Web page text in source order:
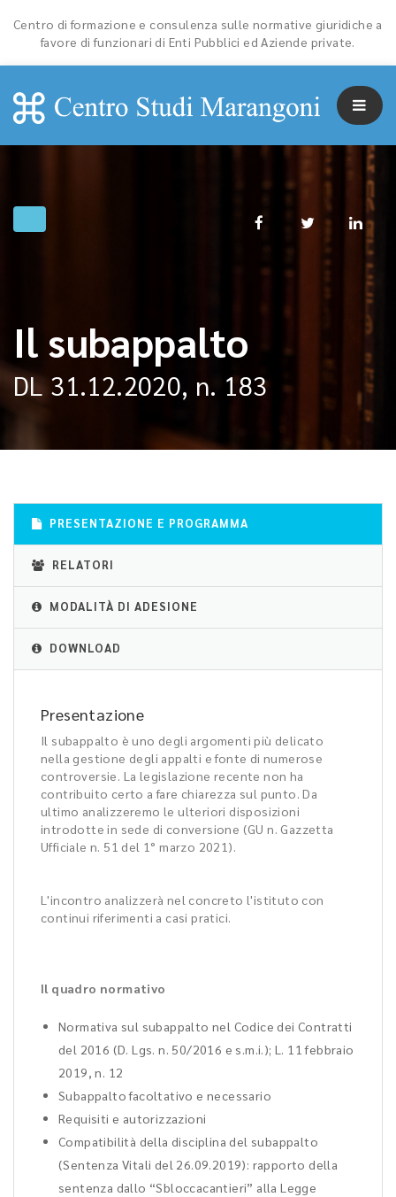
Centro di formazione e consulenza sulle normative giuridiche a
favore di funzionari di Enti Pubblici ed Aziende private.
Il subappalto
DL 31.12.2020, n. 183
PRESENTAZIONE E PROGRAMMA
RELATORI
MODALITÀ DI ADESIONE
DOWNLOAD
Presentazione
Il subappalto è uno degli argomenti più delicato
nella gestione degli appalti e fonte di numerose
controversie. La legislazione recente non ha
contribuito certo a fare chiarezza sul punto. Da
ultimo analizzeremo le ulteriori disposizioni
introdotte in sede di conversione (GU n. Gazzetta
Ufficiale n. 51 del 1° marzo 2021).
L'incontro analizzerà nel concreto l'istituto con
continui riferimenti a casi pratici.
Il quadro normativo
Normativa sul subappalto nel Codice dei Contratti
del 2016 (D. Lgs. n. 50/2016 e s.m.i.); L. 11 febbraio
2019, n. 12
Subappalto facoltativo e necessario
Requisiti e autorizzazioni
Compatibilità della disciplina del subappalto
(Sentenza Vitali del 26.09.2019): rapporto della
sentenza dallo “Sbloccacantieri” alla Legge